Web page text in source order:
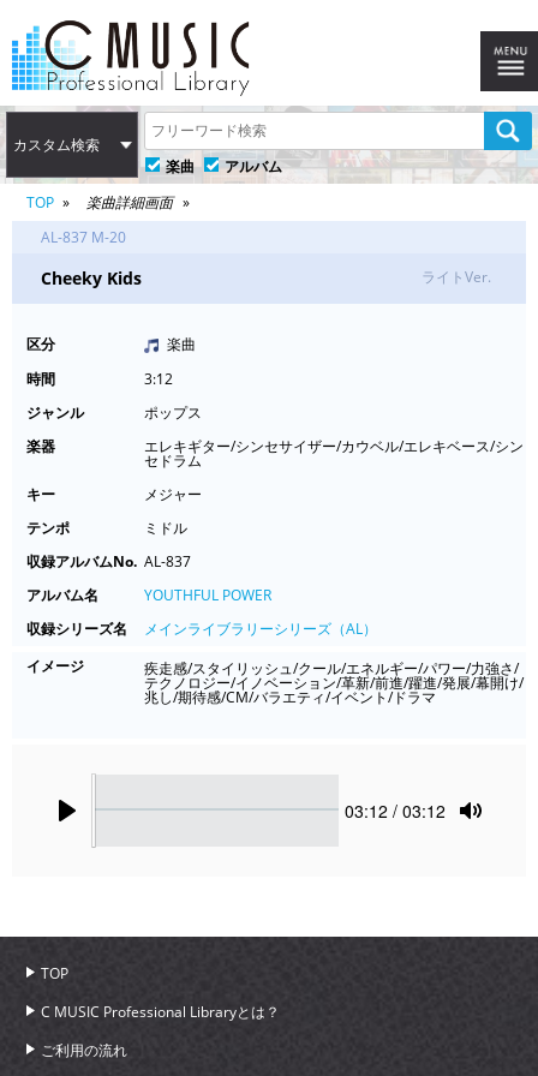
カスタム検索
楽曲
アルバム
TOP
楽曲詳細画面
AL-837 M-20
Cheeky Kids ライトVer.
区分
楽曲
時間
3:12
ジャンル
ポップス
楽器
エレキギター/シンセサイザー/カウベル/エレキベース/シン
セドラム
キー
メジャー
テンポ
ミドル
収録アルバムNo. AL-837
アルバム名
YOUTHFUL POWER
収録シリーズ名
メインライブラリーシリーズ（AL）
イメージ
疾走感/スタイリッシュ/クール/エネルギー/パワー/力強さ/
テクノロジー/イノベーション/革新/前進/躍進/発展/幕開け/
兆し/期待感/CM/バラエティ/イベント/ドラマ
Current
03:12 / 03:12
TOP
C MUSIC Professional Libraryとは？
ご利用の流れ